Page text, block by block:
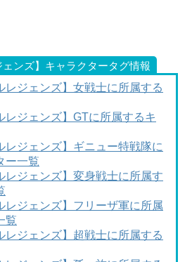
ェンズ】キャラクタータグ情報
レジェンズ】女戦士に所属する
レジェンズ】GTに所属するキ
レジェンズ】ギニュー特戦隊に
ー一覧
レジェンズ】変身戦士に所属す
レジェンズ】フリーザ軍に所属
覧
レジェンズ】超戦士に所属する